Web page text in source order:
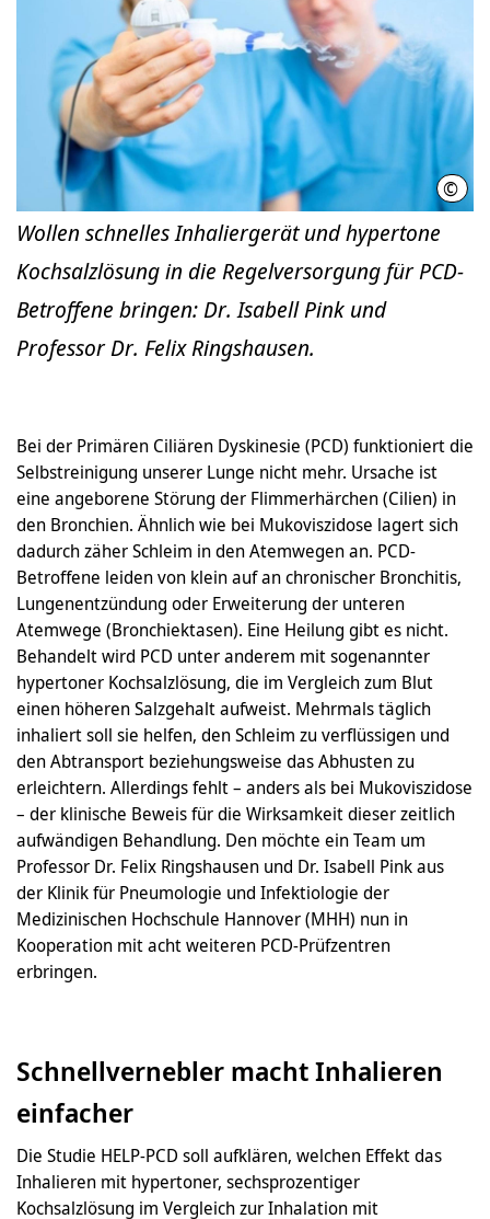
©
Wollen schnelles Inhaliergerät und hypertone
Kochsalzlösung in die Regelversorgung für PCD-
Betroffene bringen: Dr. Isabell Pink und
Professor Dr. Felix Ringshausen.
Bei der Primären Ciliären Dyskinesie (PCD) funktioniert die
Selbstreinigung unserer Lunge nicht mehr. Ursache ist
eine angeborene Störung der Flimmerhärchen (Cilien) in
den Bronchien. Ähnlich wie bei Mukoviszidose lagert sich
dadurch zäher Schleim in den Atemwegen an. PCD-
Betroffene leiden von klein auf an chronischer Bronchitis,
Lungenentzündung oder Erweiterung der unteren
Atemwege (Bronchiektasen). Eine Heilung gibt es nicht.
Behandelt wird PCD unter anderem mit sogenannter
hypertoner Kochsalzlösung, die im Vergleich zum Blut
einen höheren Salzgehalt aufweist. Mehrmals täglich
inhaliert soll sie helfen, den Schleim zu verflüssigen und
den Abtransport beziehungsweise das Abhusten zu
erleichtern. Allerdings fehlt – anders als bei Mukoviszidose
– der klinische Beweis für die Wirksamkeit dieser zeitlich
aufwändigen Behandlung. Den möchte ein Team um
Professor Dr. Felix Ringshausen und Dr. Isabell Pink aus
der Klinik für Pneumologie und Infektiologie der
Medizinischen Hochschule Hannover (MHH) nun in
Kooperation mit acht weiteren PCD-Prüfzentren
erbringen.
Schnellvernebler macht Inhalieren
einfacher
Die Studie HELP-PCD soll aufklären, welchen Effekt das
Inhalieren mit hypertoner, sechsprozentiger
Kochsalzlösung im Vergleich zur Inhalation mit